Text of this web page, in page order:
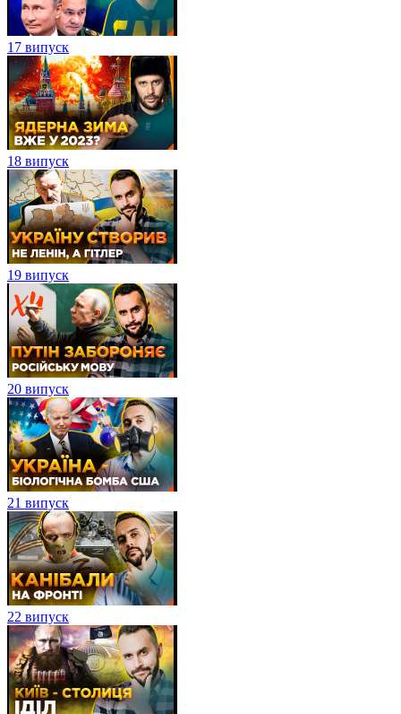
17 випуск
18 випуск
19 випуск
20 випуск
21 випуск
22 випуск